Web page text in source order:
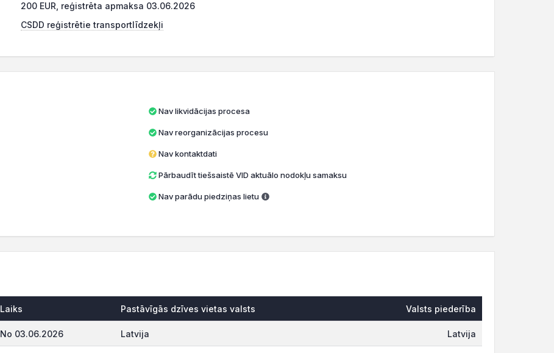
200 EUR, reģistrēta apmaksa 03.06.2026
CSDD reģistrētie transportlīdzekļi
Nav likvidācijas procesa
Nav reorganizācijas procesu
Nav kontaktdati
Pārbaudīt tiešsaistē VID aktuālo nodokļu samaksu
Nav parādu piedziņas lietu
Laiks Pastāvīgās dzīves vietas valsts Valsts piederība
No 03.06.2026 Latvija Latvija